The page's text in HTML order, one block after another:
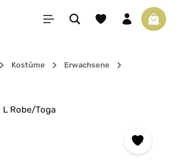
Du hast 0 Produkte
Kostüme
Erwachsene